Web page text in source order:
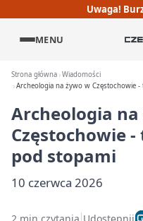
Uwaga!
MENU
Strona główna Wiadomości
Archeologia na żywo w Częstochowie
Archeologia
Częstochowie
pod stopami
10 czerwca 2026
2 min czytania Udostępnij